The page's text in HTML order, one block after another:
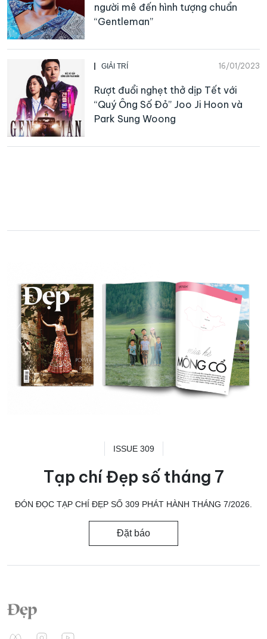
người mê đến hình tượng chuẩn
“Gentleman”
GIẢI TRÍ 16/01/2023
Rượt đuổi nghẹt thở dịp Tết với
“Quý Ông Số Đỏ” Joo Ji Hoon và
Park Sung Woong
ISSUE 309
Tạp chí Đẹp số tháng 7
ĐÓN ĐỌC TẠP CHÍ ĐẸP SỐ 309 PHÁT HÀNH THÁNG 7/2026.
Đặt báo